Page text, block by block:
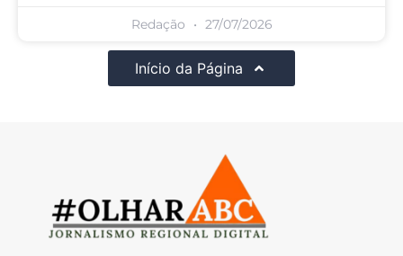
Redação 27/07/2026
Início da Página